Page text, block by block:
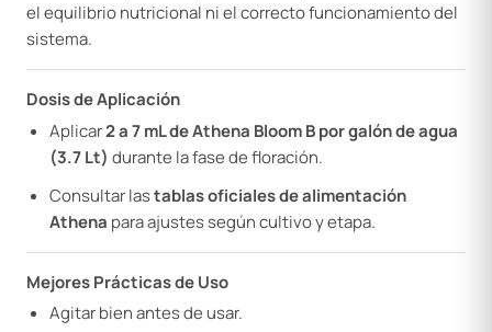
el equilibrio nutricional ni el correcto funcionamiento del
sistema.
Dosis de Aplicación
Aplicar2 a 7 mL de Athena Bloom B por galón de agua
(3.7 Lt) durante la fase de floración.
Consultar lastablas oficiales de alimentación
Athena para ajustes según cultivo y etapa.
Mejores Prácticas de Uso
Agitar bien antes de usar.